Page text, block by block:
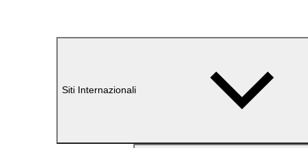
Siti Internazionali